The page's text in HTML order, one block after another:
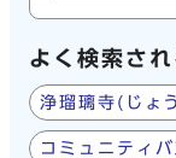
よく検索さ
浄瑠璃寺(じょ
コミュニティバ